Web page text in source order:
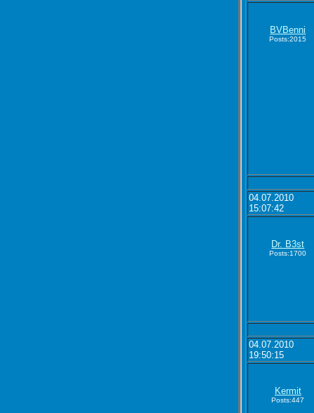
BVBenni
Posts:2015
04.07.2010
15:07:42
Dr. B3st
Posts:1700
04.07.2010
19:50:15
Kermit
Posts:447